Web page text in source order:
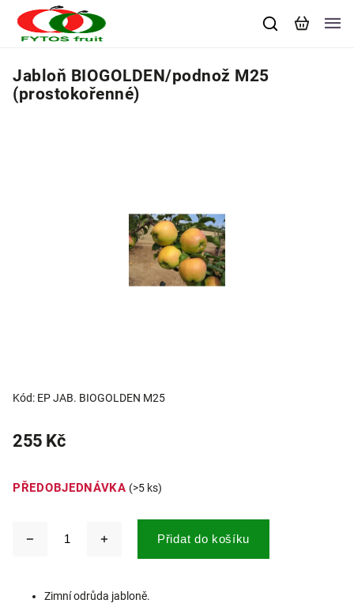
Jabloň BIOGOLDEN/podnož M25
(prostokořenné)
Kód: EP JAB. BIOGOLDEN M25
255 Kč
PŘEDOBJEDNÁVKA (>5 ks)
Přidat do košíku
Zimní odrůda jabloně.